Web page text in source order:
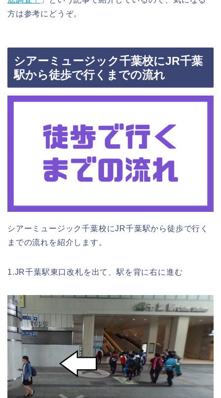
方は参考にどうぞ。
シアーミュージック千葉校にJR千葉
駅から徒歩で行くまでの流れ
シアーミュージック千葉校にJR千葉駅から徒歩で行く
までの流れを紹介します。
1.JR千葉駅東口改札を出て、駅を背に右に進む